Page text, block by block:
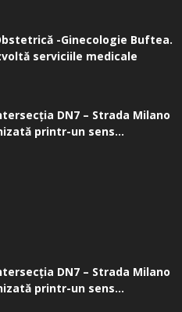
-Ginecologie Buftea.
serviciile medicale
DN7 – Strada Milano
printr-un sens...
DN7 – Strada Milano
printr-un sens...